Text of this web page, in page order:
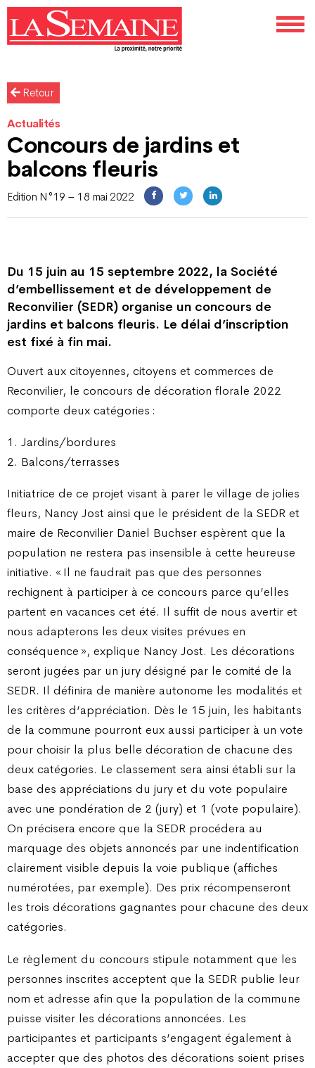
Retour
Actualités
Concours de jardins et
balcons fleuris
Edition N°19 – 18 mai 2022
Du 15 juin au 15 septembre 2022, la Société
d’embellissement et de développement de
Reconvilier (SEDR) organise un concours de
jardins et balcons fleuris. Le délai d’inscription
est fixé à fin mai.
Ouvert aux citoyennes, citoyens et commerces de
Reconvilier, le concours de décoration florale 2022
comporte deux catégories :
1. Jardins/bordures
2. Balcons/terrasses
Initiatrice de ce projet visant à parer le village de jolies
fleurs, Nancy Jost ainsi que le président de la SEDR et
maire de Reconvilier Daniel Buchser espèrent que la
population ne restera pas insensible à cette heureuse
initiative. « Il ne faudrait pas que des personnes
rechignent à participer à ce concours parce qu’elles
partent en vacances cet été. Il suffit de nous avertir et
nous adapterons les deux visites prévues en
conséquence », explique Nancy Jost. Les décorations
seront jugées par un jury désigné par le comité de la
SEDR. Il définira de manière autonome les modalités et
les critères d’appréciation. Dès le 15 juin, les habitants
de la commune pourront eux aussi participer à un vote
pour choisir la plus belle décoration de chacune des
deux catégories. Le classement sera ainsi établi sur la
base des appréciations du jury et du vote populaire
avec une pondération de 2 (jury) et 1 (vote populaire).
On précisera encore que la SEDR procédera au
marquage des objets annoncés par une indentification
clairement visible depuis la voie publique (affiches
numérotées, par exemple). Des prix récompenseront
les trois décorations gagnantes pour chacune des deux
catégories.
Le règlement du concours stipule notamment que les
personnes inscrites acceptent que la SEDR publie leur
nom et adresse afin que la population de la commune
puisse visiter les décorations annoncées. Les
participantes et participants s’engagent également à
accepter que des photos des décorations soient prises